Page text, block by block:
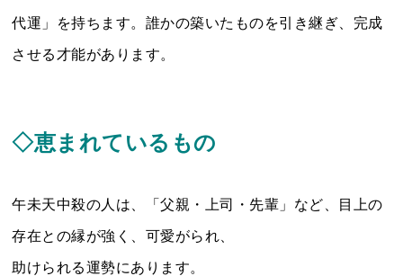
代運」を持ちます。誰かの築いたものを引き継ぎ、完成
させる才能があります。
◇恵まれているもの
午未天中殺の人は、「父親・上司・先輩」など、目上の
存在との縁が強く、可愛がられ、
助けられる運勢にあります。